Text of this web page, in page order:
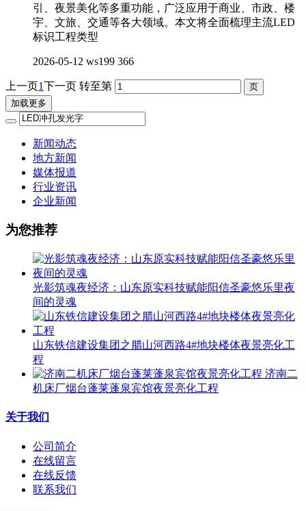
引、夜景美化等多重功能，广泛应用于商业、市政、楼
宇、文旅、交通等各大领域。本文将全面梳理主流LED
标识工程类型
2026-05-12 ws199 366
上一页1下一页 转至第
加载更多
新闻动态
地方新闻
媒体报道
行业资讯
企业新闻
为您推荐
光影筑魂夜经济：山东原实科技赋能阳信圣豪悠乐里夜
间的灵魂
山东铁信建设集团之腊山河西路4#地块楼体夜景亮化工
程
济南二
机床厂烟台蓬莱蓬泉宾馆夜景亮化工程
关于我们
公司简介
在线留言
在线反馈
联系我们